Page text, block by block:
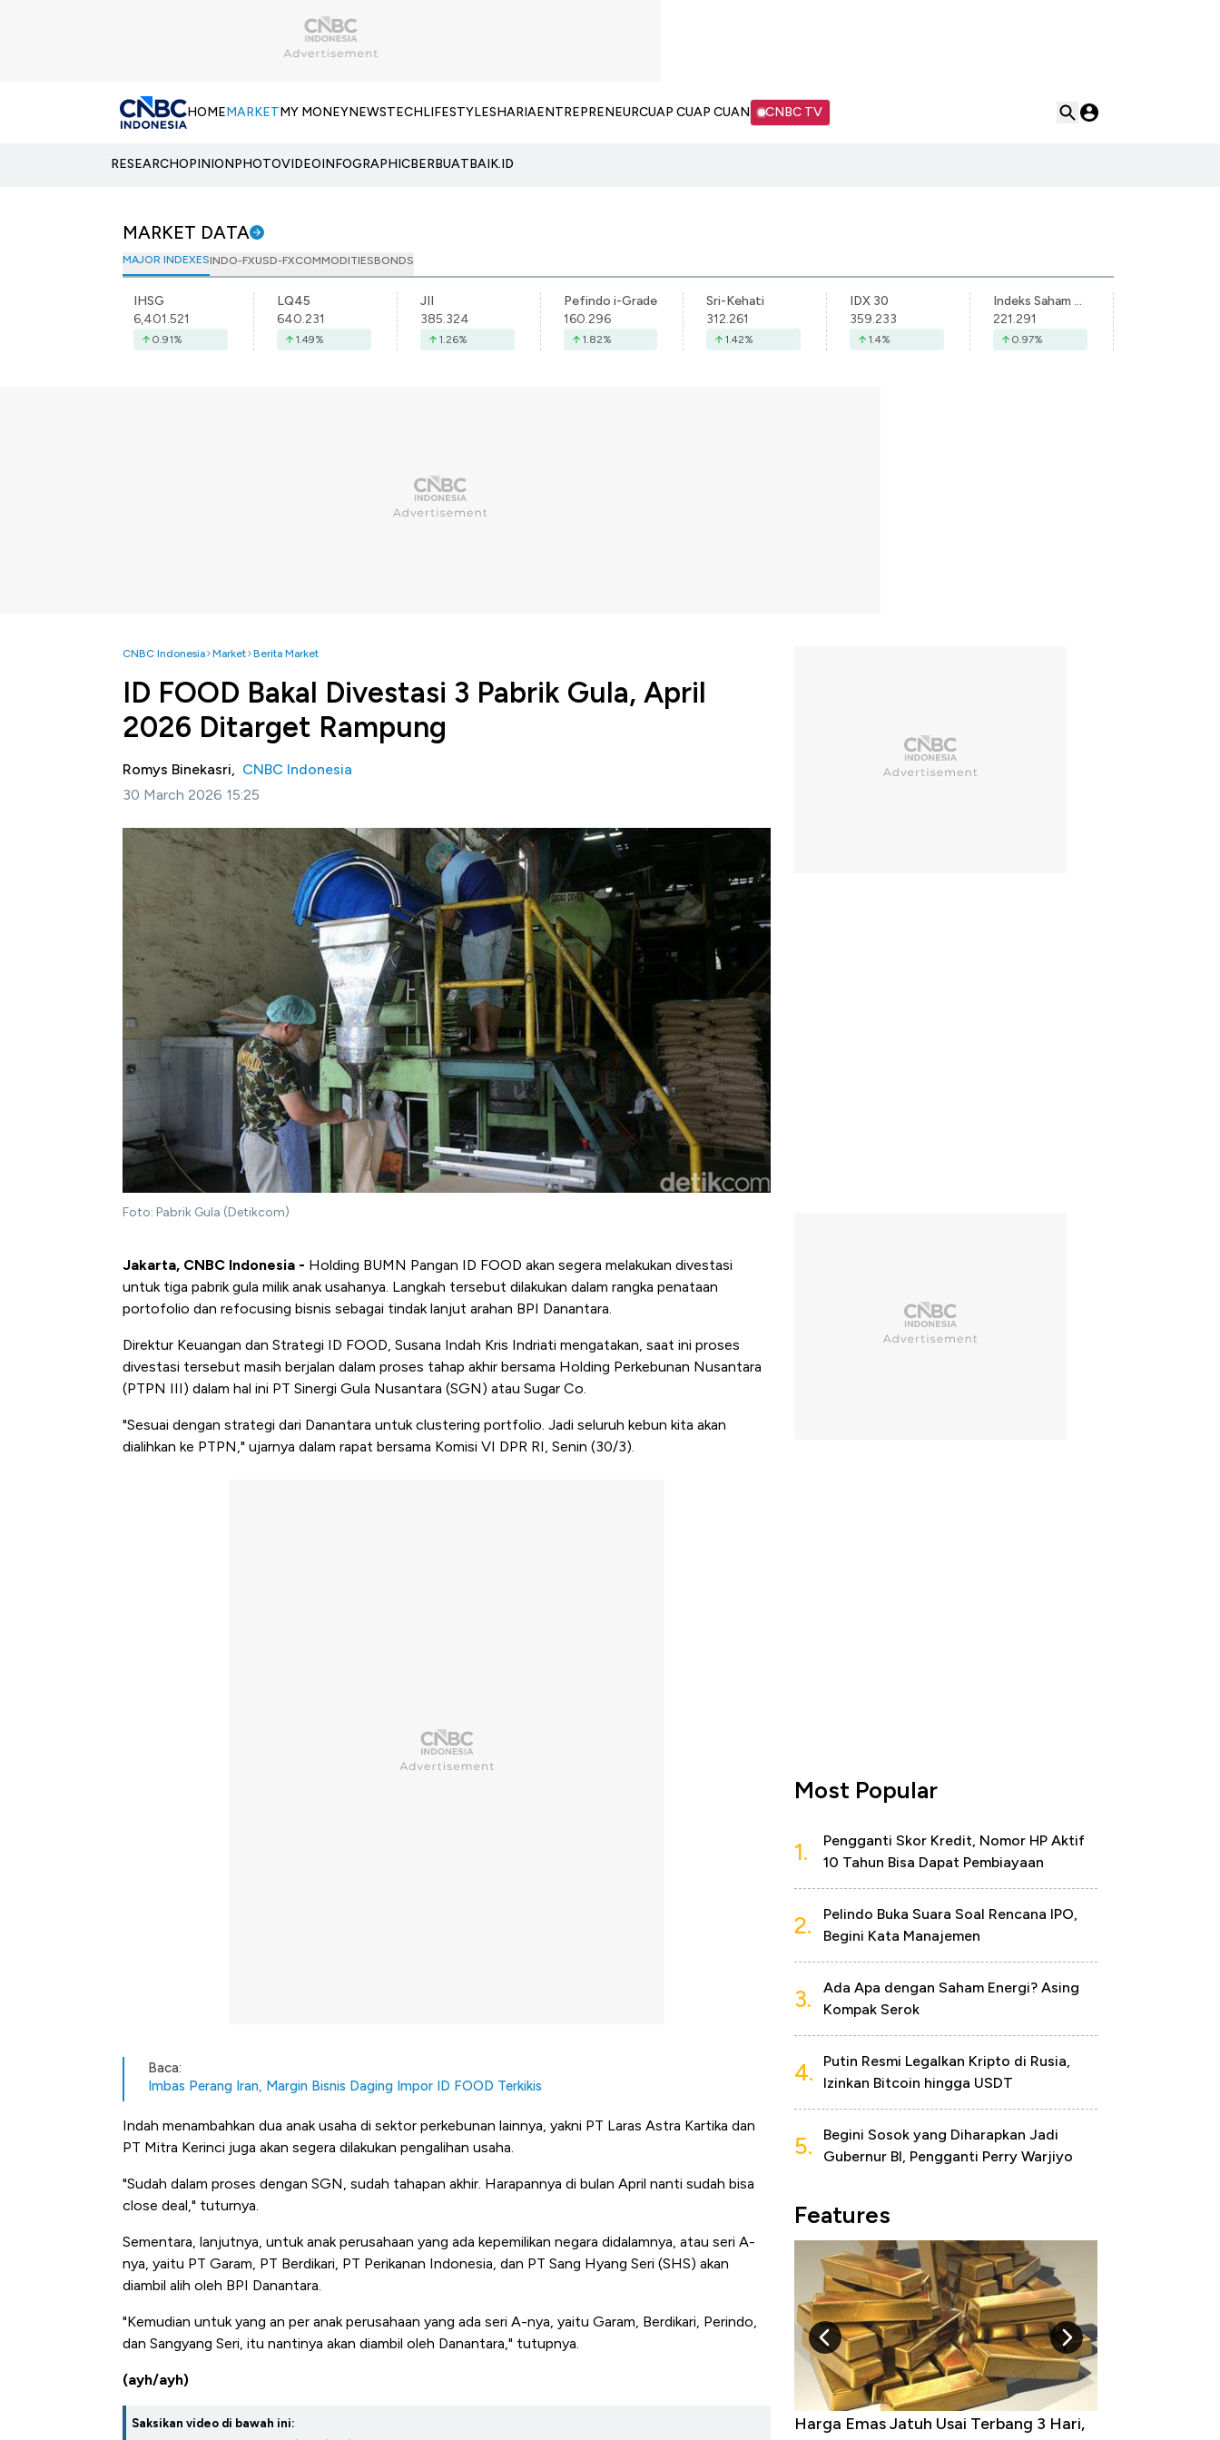
HOMEMARKETMY MONEYNEWSTECHLIFESTYLESHARIAENTREPRENEURCUAP CUAP CUAN CNBC TV
RESEARCHOPINIONPHOTOVIDEOINFOGRAPHICBERBUATBAIK.ID
MARKET DATA
MAJOR INDEXESINDO-FXUSD-FXCOMMODITIESBONDS
IHSG
6,401.521
0.91%
LQ45
640.231
1.49%
JII
385.324
1.26%
Pefindo i-Grade
160.296
1.82%
Sri-Kehati
312.261
1.42%
IDX 30
359.233
1.4%
Indeks Saham Syariah Indonesia
221.291
0.97%
CNBC Indonesia Market Berita Market
ID FOOD Bakal Divestasi 3 Pabrik Gula, April
2026 Ditarget Rampung
Romys Binekasri, CNBC Indonesia
30 March 2026 15:25
Foto: Pabrik Gula (Detikcom)
Jakarta, CNBC Indonesia - Holding BUMN Pangan ID FOOD akan segera melakukan divestasi
untuk tiga pabrik gula milik anak usahanya. Langkah tersebut dilakukan dalam rangka penataan
portofolio dan refocusing bisnis sebagai tindak lanjut arahan BPI Danantara.
Direktur Keuangan dan Strategi ID FOOD, Susana Indah Kris Indriati mengatakan, saat ini proses
divestasi tersebut masih berjalan dalam proses tahap akhir bersama Holding Perkebunan Nusantara
(PTPN III) dalam hal ini PT Sinergi Gula Nusantara (SGN) atau Sugar Co.
"Sesuai dengan strategi dari Danantara untuk clustering portfolio. Jadi seluruh kebun kita akan
dialihkan ke PTPN," ujarnya dalam rapat bersama Komisi VI DPR RI, Senin (30/3).
Baca:
Imbas Perang Iran, Margin Bisnis Daging Impor ID FOOD Terkikis
Indah menambahkan dua anak usaha di sektor perkebunan lainnya, yakni PT Laras Astra Kartika dan
PT Mitra Kerinci juga akan segera dilakukan pengalihan usaha.
"Sudah dalam proses dengan SGN, sudah tahapan akhir. Harapannya di bulan April nanti sudah bisa
close deal," tuturnya.
Sementara, lanjutnya, untuk anak perusahaan yang ada kepemilikan negara didalamnya, atau seri A-
nya, yaitu PT Garam, PT Berdikari, PT Perikanan Indonesia, dan PT Sang Hyang Seri (SHS) akan
diambil alih oleh BPI Danantara.
"Kemudian untuk yang an per anak perusahaan yang ada seri A-nya, yaitu Garam, Berdikari, Perindo,
dan Sangyang Seri, itu nantinya akan diambil oleh Danantara," tutupnya.
(ayh/ayh)
Saksikan video di bawah ini:
Most Popular
1.
Pengganti Skor Kredit, Nomor HP Aktif
10 Tahun Bisa Dapat Pembiayaan
2.
Pelindo Buka Suara Soal Rencana IPO,
Begini Kata Manajemen
3.
Ada Apa dengan Saham Energi? Asing
Kompak Serok
4.
Putin Resmi Legalkan Kripto di Rusia,
Izinkan Bitcoin hingga USDT
5.
Begini Sosok yang Diharapkan Jadi
Gubernur BI, Pengganti Perry Warjiyo
Features
Harga Batu Bara Bangkit, Ada Kabar
Dominasi China Menggila, Jadi Sumber